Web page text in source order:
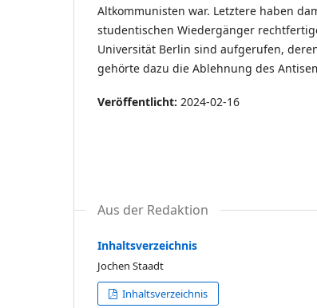
Altkommunisten war. Letztere haben
studentischen Wiedergänger
Universität Berlin sind aufgerufen,
gehörte dazu die Ablehnung des
Veröffentlicht: 2024-02-16
Aus der Redaktion
Inhaltsverzeichnis
Jochen Staadt
Inhaltsverzeichnis